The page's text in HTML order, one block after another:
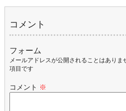
コメント
フォーム
メールアドレスが公開されることはありま
項目です
コメント ※